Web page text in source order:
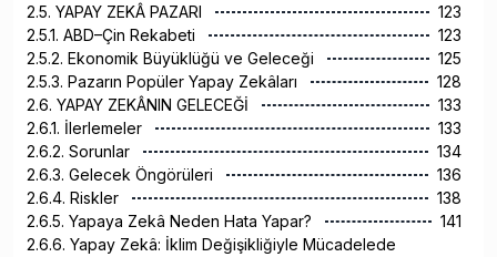
2.5. YAPAY ZEKÂ PAZARI
123
2.5.1. ABD–Çin Rekabeti
123
2.5.2. Ekonomik Büyüklüğü ve Geleceği
125
2.5.3. Pazarın Popüler Yapay Zekâları
128
2.6. YAPAY ZEKÂNIN GELECEĞİ
133
2.6.1. İlerlemeler
133
2.6.2. Sorunlar
134
2.6.3. Gelecek Öngörüleri
136
2.6.4. Riskler
138
2.6.5. Yapaya Zekâ Neden Hata Yapar?
141
2.6.6. Yapay Zekâ: İklim Değişikliğiyle Mücadelede